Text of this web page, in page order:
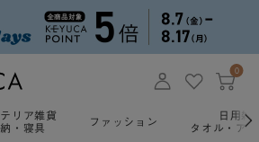
0
リア雑貨
・寝具
ファッション
日用雑
タオル・ア